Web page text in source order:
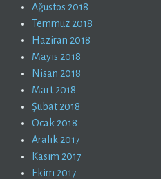
Ağustos 2018
Temmuz 2018
Haziran 2018
Mayıs 2018
Nisan 2018
Mart 2018
Şubat 2018
Ocak 2018
Aralık 2017
Kasım 2017
Ekim 2017